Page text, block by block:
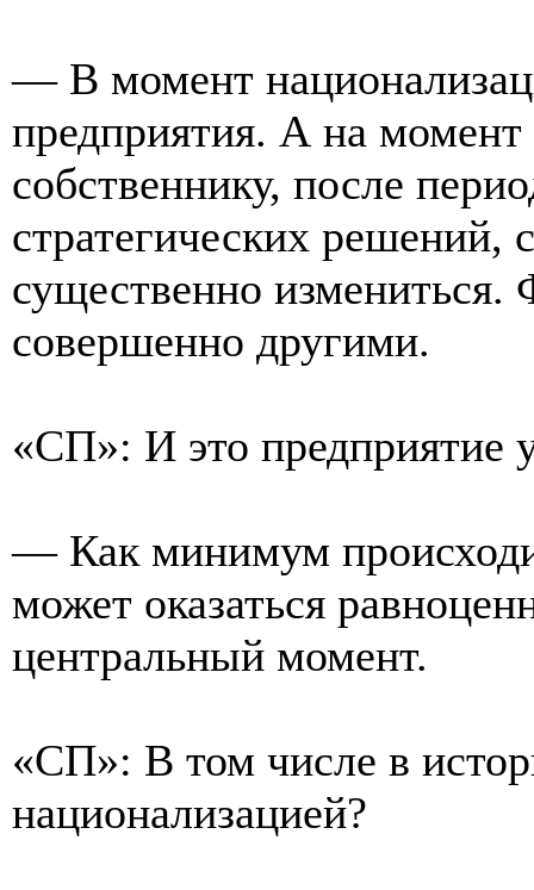
— В момент
предприятия. А на
собственнику, после
стратегических решений,
существенно измениться.
совершенно другими.
«СП»: И это предприятие
— Как минимум
может оказаться
центральный момент.
«СП»: В том числе в
национализацией?